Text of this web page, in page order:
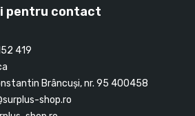
pentru contact
419
Brâncuşi, nr. 95 400458
shop.ro